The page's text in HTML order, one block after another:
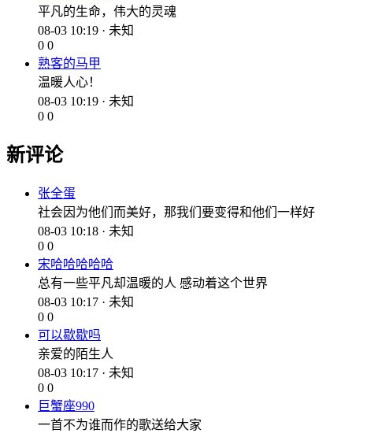
平凡的生命，伟大的灵魂
08-03 10:19 · 未知
0 0
熟客的马甲
温暖人心！
08-03 10:19 · 未知
0 0
新评论
张全蛋
社会因为他们而美好，那我们要变得和他们一样好
08-03 10:18 · 未知
0 0
宋哈哈哈哈哈
总有一些平凡却温暖的人 感动着这个世界
08-03 10:17 · 未知
0 0
可以歇歇吗
亲爱的陌生人
08-03 10:17 · 未知
0 0
巨蟹座990
一首不为谁而作的歌送给大家